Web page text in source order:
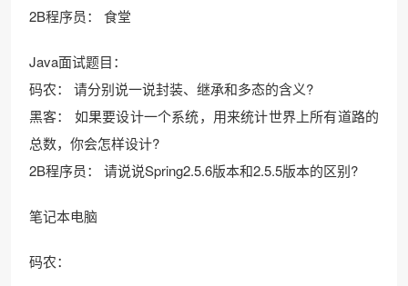
2B程序员： 食堂
Java面试题目：
码农： 请分别说一说封装、继承和多态的含义?
黑客： 如果要设计一个系统，用来统计世界上所有道路的
总数，你会怎样设计?
2B程序员： 请说说Spring2.5.6版本和2.5.5版本的区别?
笔记本电脑
码农：